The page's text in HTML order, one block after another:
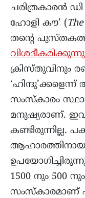
ചരിത്രകാരൻ
ഹോളി കൗ’ (
തന്റെ
ക്രിസ്തുവിനും
സംസ്കാരം
മനുഷ്യരാണ്.
കണ്ടിരുന്നില്ല.
1500 നും 500
സംസ്കാരമാണ്